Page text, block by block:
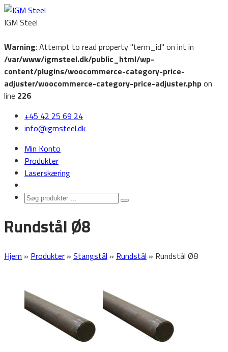
IGM Steel
Warning: Attempt to read property "term_id" on int in
/var/www/igmsteel.dk/public_html/wp-
content/plugins/woocommerce-category-price-
adjuster/woocommerce-category-price-adjuster.phpon
line 226
‭+45 42 25 69 24‬
info@igmsteel.dk
Min Konto
Produkter
Laserskæring
Søg
…
Search
Rundstål Ø8
Hjem » Produkter » Stangstål » Rundstål » Rundstål Ø8